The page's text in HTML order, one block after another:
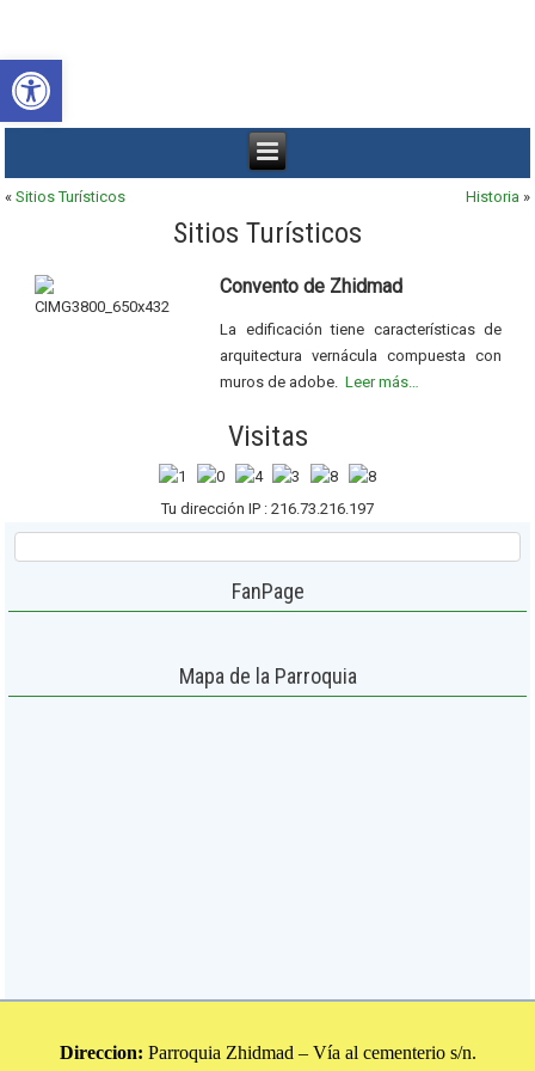
«Sitios Turísticos Historia »
Sitios Turísticos
Convento de Zhidmad
La edificación tiene características de
arquitectura vernácula compuesta con
muros de adobe.Leer más…
Visitas
Tu dirección IP : 216.73.216.197
FanPage
Mapa de la Parroquia
Direccion: Parroquia Zhidmad – Vía al cementerio s/n.
Abrir barra de herramientas